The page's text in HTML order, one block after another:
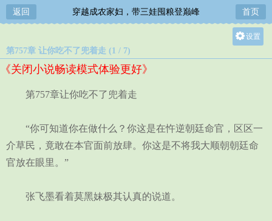
返回 穿越成农家妇，带三娃囤粮登巅峰 首页
设置
第757章 让你吃不了兜着走 (1 / 7)
《关闭小说畅读模式体验更好》
第757章让你吃不了兜着走
“你可知道你在做什么？你这是在忤逆朝廷命官，区区一
介草民，竟敢在本官面前放肆。你这是不将我大顺朝朝廷命
官放在眼里。”
张飞墨看着莫黑妹极其认真的说道。